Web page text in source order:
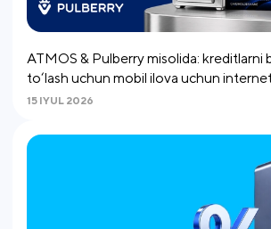
ATMOS & Pulberry misolida: kreditlarni
to‘lash uchun mobil ilova uchun
15 IYUL 2026